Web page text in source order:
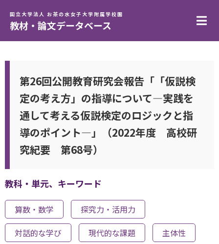
国立大学法人 お茶の水女子大学附属学校園
教材・論文データベース
第26回公開教育研究会報告「「仮説検
定の考え方」の指導について―実践を
通して考える仮説検定のロジックと指
導のポイント―」（2022年度 高校研
究紀要 第68号）
教科・単元、キーワード
算数・数学
探究力・活用力
対話的な学び
現代的な課題 主体性